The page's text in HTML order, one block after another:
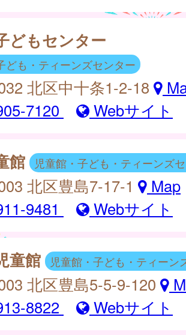
どもセンター
ども・ティーンズセンター
北区中十条1-2-18
7120
Webサイト
館 児童館・子ども・ティーンズ
北区豊島7-17-1
Map
9481
Webサイト
童館 児童館・子ども・ティーン
北区豊島5-5-9-120
8822
Webサイト